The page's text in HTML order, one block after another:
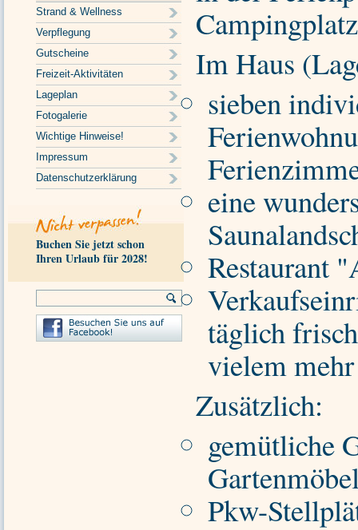
Strand & Wellness
Verpflegung
Gutscheine
Freizeit-Aktivitäten
Lageplan
Fotogalerie
Wichtige Hinweise!
Impressum
Datenschutzerklärung
Buchen Sie jetzt schon
Ihren Urlaub für 2028!
Campingplatz
Im Haus
sieben
eine
Restaurant
täglich
vielem mehr
Zusätzlich:
gemütliche
Pkw-